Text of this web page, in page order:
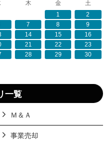
木 金
土
1
2
7 8
9
14 15
16
21 22
23
28 29
30
一覧
Ｍ＆Ａ
事業売却